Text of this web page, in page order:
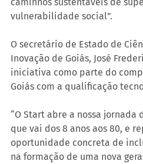
vulnerabilidade social”.
O secretário de Estado de
Inovação de Goiás, José
iniciativa como parte do
Goiás com a qualificação
“O Start abre a nossa jornada
que vai dos 8 anos aos 80, e
oportunidade concreta de
na formação de uma nova